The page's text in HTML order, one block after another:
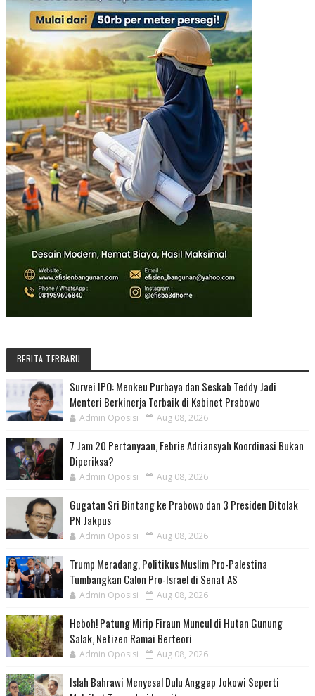
BERITA TERBARU
Survei IPO: Menkeu Purbaya dan Seskab Teddy Jadi
Menteri Berkinerja Terbaik di Kabinet Prabowo
Admin Oposisi Aug 08, 2026
7 Jam 20 Pertanyaan, Febrie Adriansyah Koordinasi Bukan
Diperiksa?
Admin Oposisi Aug 08, 2026
Gugatan Sri Bintang ke Prabowo dan 3 Presiden Ditolak
PN Jakpus
Admin Oposisi Aug 08, 2026
Trump Meradang, Politikus Muslim Pro-Palestina
Tumbangkan Calon Pro-Israel di Senat AS
Admin Oposisi Aug 08, 2026
Heboh! Patung Mirip Firaun Muncul di Hutan Gunung
Salak, Netizen Ramai Berteori
Admin Oposisi Aug 08, 2026
Islah Bahrawi Menyesal Dulu Anggap Jokowi Seperti